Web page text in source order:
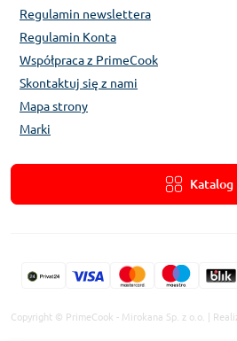
Regulamin newslettera
Regulamin Konta
Współpraca z PrimeCook
Skontaktuj się z nami
Mapa strony
Marki
Katalog
Copyright © PrimeCook - Mirokana Sp. z o.o. |